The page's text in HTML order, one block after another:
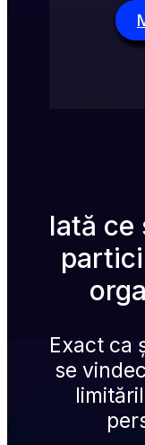
Iată ce
Exact ca
se